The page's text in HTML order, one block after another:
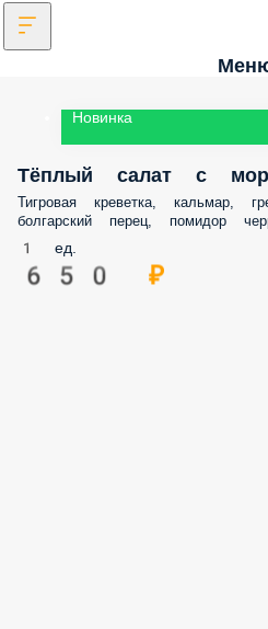
Новинка
Тёплый салат с
Тигровая креветка, кальмар,
болгарский перец, помидор
1 ед.
650 ₽